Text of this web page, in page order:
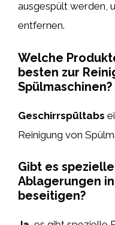
ausgespült werden,
entfernen.
Welche
besten zur
Spülmaschinen?
Geschirrspültabs
Reinigung von
Gibt es
Ablagerungen
beseitigen?